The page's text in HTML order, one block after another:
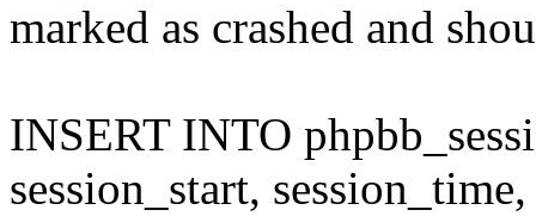
marked as crashed and
INSERT INTO
session_start,